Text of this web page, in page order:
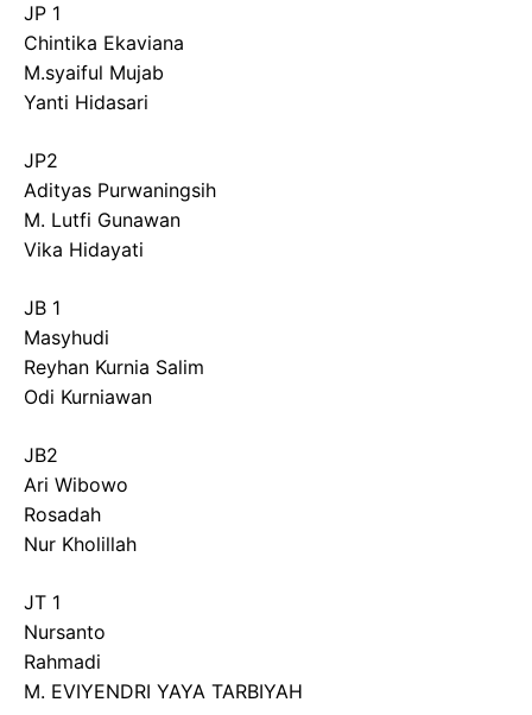
JP 1
Chintika Ekaviana
M.syaiful Mujab
Yanti Hidasari
JP2
Adityas Purwaningsih
M. Lutfi Gunawan
Vika Hidayati
JB 1
Masyhudi
Reyhan Kurnia Salim
Odi Kurniawan
JB2
Ari Wibowo
Rosadah
Nur Kholillah
JT 1
Nursanto
Rahmadi
M. EVIYENDRI YAYA TARBIYAH